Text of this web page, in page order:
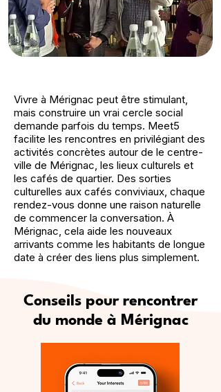
Vivre à Mérignac peut être stimulant,
mais construire un vrai cercle social
demande parfois du temps. Meet5
facilite les rencontres en privilégiant des
activités concrètes autour de le centre-
ville de Mérignac, les lieux culturels et
les cafés de quartier. Des sorties
culturelles aux cafés conviviaux, chaque
rendez-vous donne une raison naturelle
de commencer la conversation. À
Mérignac, cela aide les nouveaux
arrivants comme les habitants de longue
date à créer des liens plus simplement.
Conseils pour rencontrer
du monde à Mérignac